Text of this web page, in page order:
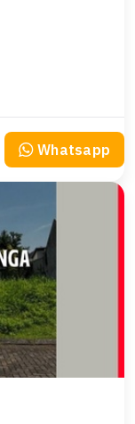
Whatsapp